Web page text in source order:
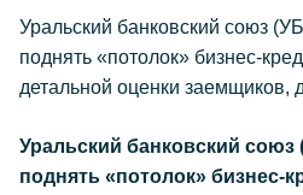
Уральский банковский союз
поднять «потолок» бизнес-
детальной оценки заемщиков,
Уральский банковский
поднять «потолок» бизнес-